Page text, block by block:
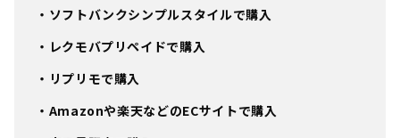
・ソフトバンクシンプルスタイルで購入
・レクモバプリペイドで購入
・リプリモで購入
・Amazonや楽天などのECサイトで購入